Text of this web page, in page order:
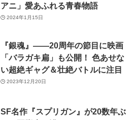
アニ」愛あふれる青春物語
2024年1月15日
『銀魂』――20周年の節目に映画
「バラガキ扁」も公開！ 色あせな
い超絶ギャグ＆壮絶バトルに注目
2023年12月20日
SF名作『スプリガン』が20数年ぶ